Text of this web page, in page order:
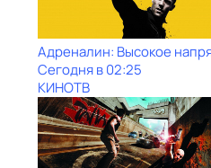
Адреналин: Высокое
Сегодня в 02:25
КИНОТВ